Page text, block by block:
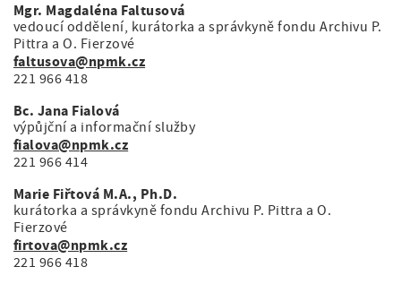
Mgr. Magdaléna Faltusová
vedoucí oddělení, kurátorka a správkyně fondu Archivu P.
Pittra a O. Fierzové
faltusova@npmk.cz
221 966 418
Bc. Jana Fialová
výpůjční a informační služby
fialova@npmk.cz
221 966 414
Marie Fiřtová M.A., Ph.D.
kurátorka a správkyně fondu Archivu P. Pittra a O.
Fierzové
firtova@npmk.cz
221 966 418